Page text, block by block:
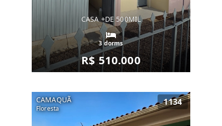
CASA +DE 500MIL
3 dorms
R$ 510.000
CAMAQUÃ
Floresta
1134